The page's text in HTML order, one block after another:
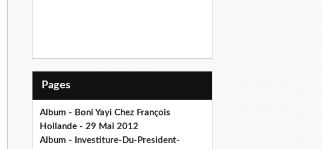
Pages
Album - Boni Yayi Chez François
Hollande - 29 Mai 2012
Album - Investiture-Du-President-